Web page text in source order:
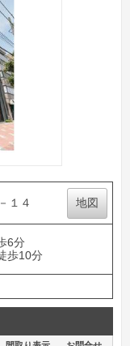
１４ 地図
6分
歩10分